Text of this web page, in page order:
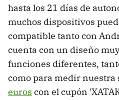
hasta los 21 días de
muchos dispositivos
compatible tanto con
cuenta con un diseño
funciones diferentes,
como para medir nuestra
euros con el cupón